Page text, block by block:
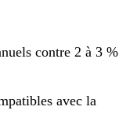
contre 2 à 3 %
avec la